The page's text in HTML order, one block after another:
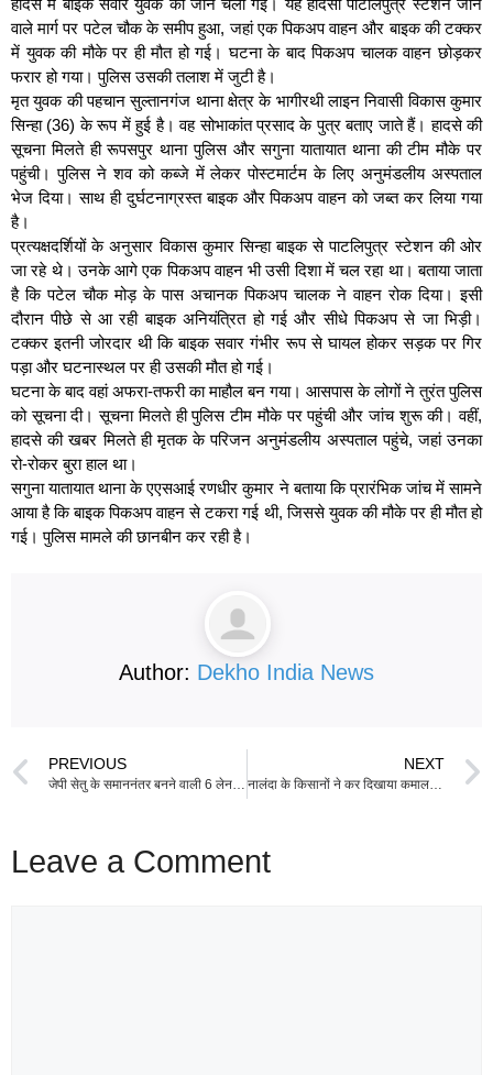
वाले मार्ग पर पटेल चौक के समीप हुआ, जहां एक पिकअप वाहन और बाइक की टक्कर
में युवक की मौके पर ही मौत हो गई। घटना के बाद पिकअप चालक वाहन छोड़कर
फरार हो गया। पुलिस उसकी तलाश में जुटी है।
मृत युवक की पहचान सुल्तानगंज थाना क्षेत्र के भागीरथी लाइन निवासी विकास कुमार
सिन्हा (36) के रूप में हुई है। वह सोभाकांत प्रसाद के पुत्र बताए जाते हैं। हादसे की
सूचना मिलते ही रूपसपुर थाना पुलिस और सगुना यातायात थाना की टीम मौके पर
पहुंची। पुलिस ने शव को कब्जे में लेकर पोस्टमार्टम के लिए अनुमंडलीय अस्पताल
भेज दिया। साथ ही दुर्घटनाग्रस्त बाइक और पिकअप वाहन को जब्त कर लिया गया
है।
प्रत्यक्षदर्शियों के अनुसार विकास कुमार सिन्हा बाइक से पाटलिपुत्र स्टेशन की ओर
जा रहे थे। उनके आगे एक पिकअप वाहन भी उसी दिशा में चल रहा था। बताया जाता
है कि पटेल चौक मोड़ के पास अचानक पिकअप चालक ने वाहन रोक दिया। इसी
दौरान पीछे से आ रही बाइक अनियंत्रित हो गई और सीधे पिकअप से जा भिड़ी।
टक्कर इतनी जोरदार थी कि बाइक सवार गंभीर रूप से घायल होकर सड़क पर गिर
पड़ा और घटनास्थल पर ही उसकी मौत हो गई।
घटना के बाद वहां अफरा-तफरी का माहौल बन गया। आसपास के लोगों ने तुरंत पुलिस
को सूचना दी। सूचना मिलते ही पुलिस टीम मौके पर पहुंची और जांच शुरू की। वहीं,
हादसे की खबर मिलते ही मृतक के परिजन अनुमंडलीय अस्पताल पहुंचे, जहां उनका
रो-रोकर बुरा हाल था।
सगुना यातायात थाना के एएसआई रणधीर कुमार ने बताया कि प्रारंभिक जांच में सामने
आया है कि बाइक पिकअप वाहन से टकरा गई थी, जिससे युवक की मौके पर ही मौत हो
गई। पुलिस मामले की छानबीन कर रही है।
Author: Dekho India News
PREVIOUS
जेपी सेतु के समाननंतर बनने वाली 6 लेन पुल में सोनपुर के बीच दियारा में अप्रोच रोड क्यों नहीं !
NEXT
नालंदा के किसानों ने कर दिखाया कमाल, एक किलो आम बेचकर खरीद सकते हैं 3 iPhone!
Leave a Comment